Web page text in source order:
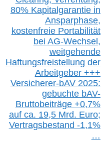
80% Kapitalgarantie in
Ansparphase,
kostenfreie Portabilität
bei AG-Wechsel,
weitgehende
Haftungsfreistellung der
Arbeitgeber +++
Versicherer-bAV2025:
gebuchte bAV-
Bruttobeiträge +0,7%
auf ca. 19,5 Mrd. Euro;
Vertragsbestand -1,1%
…